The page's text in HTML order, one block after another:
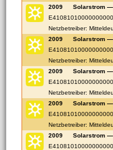
2009
Solarstrom —
Netzbetreiber:
2009
Solarstrom —
Netzbetreiber:
2009
Solarstrom —
Netzbetreiber:
2009
Solarstrom —
Netzbetreiber:
2009
Solarstrom —